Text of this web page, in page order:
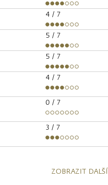
4 / 7
5 / 7
5 / 7
4 / 7
0 / 7
3 / 7
ZOBRAZIT DALŠÍ